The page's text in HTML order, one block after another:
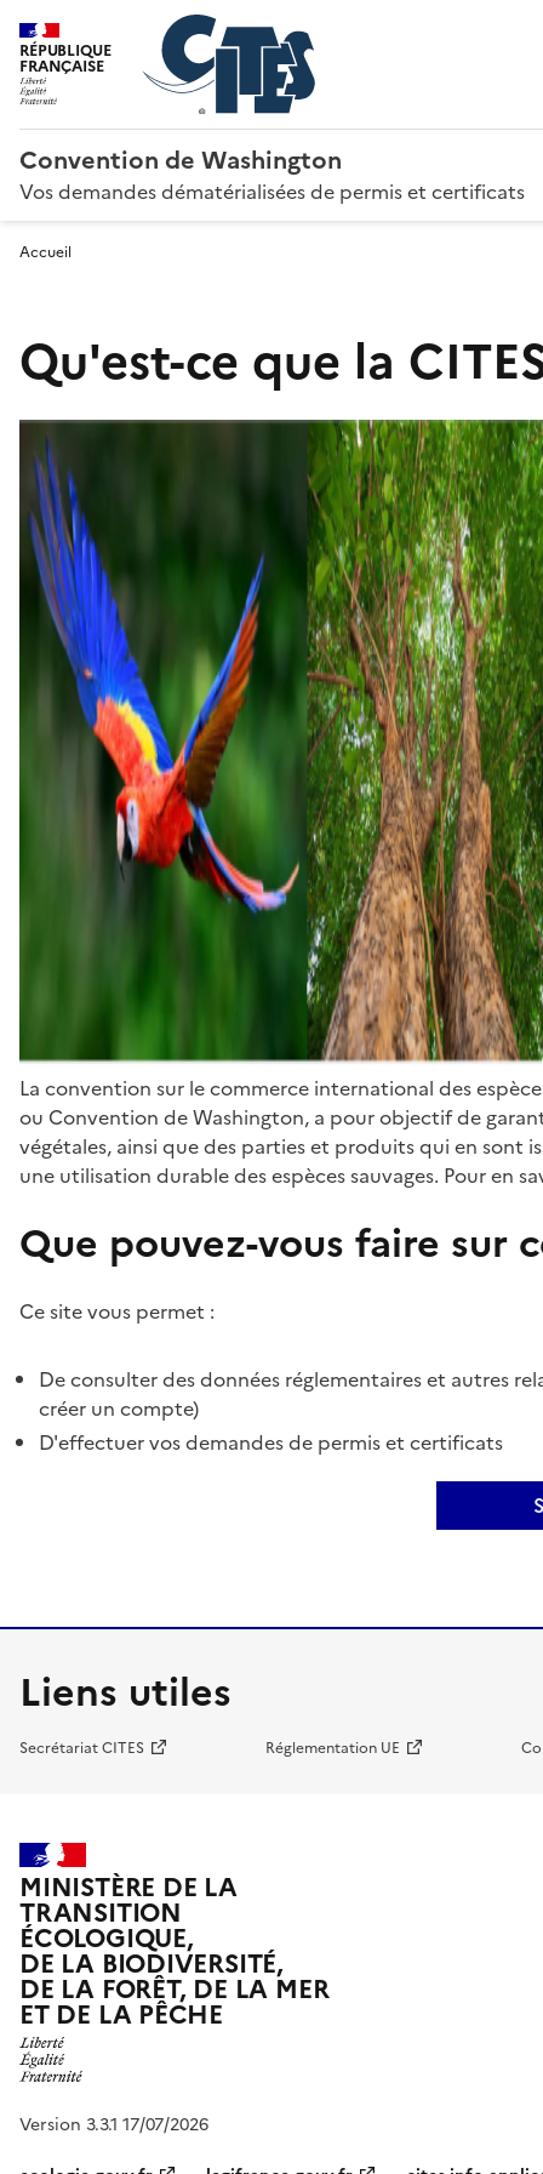
RÉPUBLIQUE
FRANÇAISE
Convention de Washington
Vos demandes dématérialisées de permis et certificats
Accueil
Qu'est-ce que la
La convention sur le commerce international des
ou Convention de Washington, a pour objectif de
végétales, ainsi que des parties et produits qui en sont
une utilisation durable des espèces sauvages. Pour en
Que pouvez-vous faire sur
Ce site vous permet :
De consulter des données réglementaires et autres
créer un compte)
D'effectuer vos demandes de permis et certificats
Liens utiles
Secrétariat CITES Réglementation UE
MINISTÈRE DE LA
TRANSITION
ÉCOLOGIQUE,
DE LA BIODIVERSITÉ,
DE LA FORÊT, DE LA MER
ET DE LA PÊCHE
Version 3.3.1 17/07/2026